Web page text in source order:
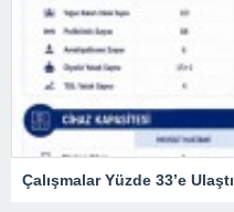
Çalışmalar Yüzde 33’e Ulaştı